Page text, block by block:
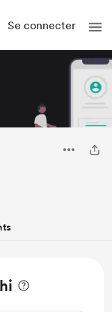
Se connecter